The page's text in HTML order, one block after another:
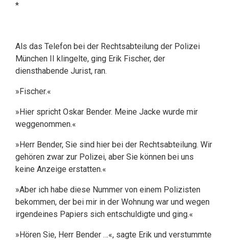
*
Als das Telefon bei der Rechtsabteilung der Polizei
München II klingelte, ging Erik Fischer, der
diensthabende Jurist, ran.
»Fischer.«
»Hier spricht Oskar Bender. Meine Jacke wurde mir
weggenommen.«
»Herr Bender, Sie sind hier bei der Rechtsabteilung. Wir
gehören zwar zur Polizei, aber Sie können bei uns
keine Anzeige erstatten.«
»Aber ich habe diese Nummer von einem Polizisten
bekommen, der bei mir in der Wohnung war und wegen
irgendeines Papiers sich entschuldigte und ging.«
»Hören Sie, Herr Bender …«, sagte Erik und verstummte